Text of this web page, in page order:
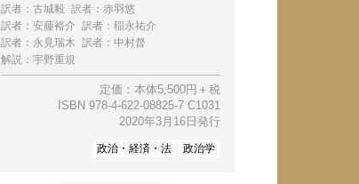
訳者： 古城毅 訳者：赤羽悠
訳者： 安藤裕介 訳者：稲永祐介
訳者： 永見瑞木 訳者：中村督
解説： 宇野重規
定価：本体5,500円＋税
ISBN 978-4-622-08825-7 C1031
2020年3月16日発行
政治・経済・法 政治学